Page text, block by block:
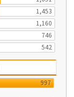
1,453
1,160
746
542
997